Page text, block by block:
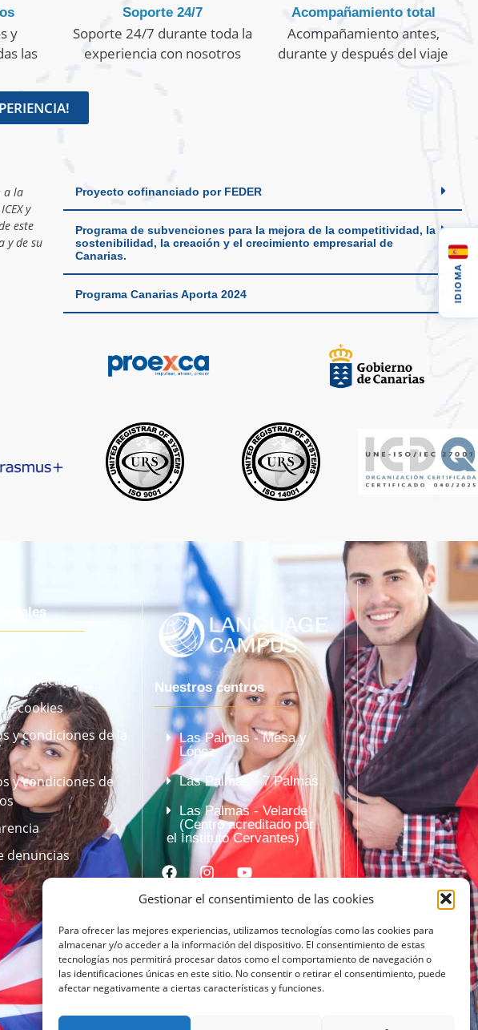
Gestionar el consentimiento de las cookies
Para ofrecer las mejores experiencias, utilizamos tecnologías como las cookies para
almacenar y/o acceder a la información del dispositivo. El consentimiento de estas
tecnologías nos permitirá procesar datos como el comportamiento de navegación o
las identificaciones únicas en este sitio. No consentir o retirar el consentimiento, puede
afectar negativamente a ciertas características y funciones.
y
las
Soporte 24/7
Soporte 24/7 durante toda la
experiencia con nosotros
Acompañamiento total
Acompañamiento antes,
durante y después del viaje
a la
y
este
y de su
Proyecto cofinanciado por FEDER
Programa de subvenciones para la mejora de la competitividad, la
sostenibilidad, la creación y el crecimiento empresarial de
Canarias.
Programa Canarias Aporta 2024
privacidad
cookies
y condiciones de la
y condiciones de
denuncias
Nuestros centros
Las Palmas - Mesa y
López
Las Palmas - 7 Palmas
Las Palmas - Velarde
(Centro acreditado por
el Instituto Cervantes)
IDIOMA